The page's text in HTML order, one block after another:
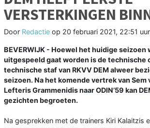
VERSTERKINGEN
Door Redactie op 20 februari 2021, 22:51 uur
BEVERWIJK - Hoewel het huidige
uitgespeeld gaat worden is de technische
technische staf van RKVV DEM alweer
seizoen. Na het komende vertrek van
Lefteris Grammenidis naar ODIN’59 kan
gezichten begroeten.
Na gesprekken met de trainers Kiri Kalaitzis